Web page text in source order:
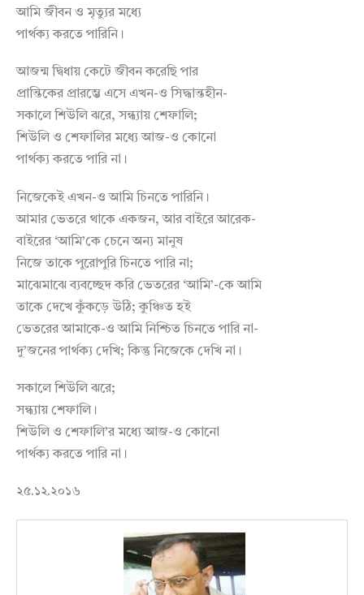
আমি জীবন ও মৃত্যুর মধ্যে
পার্থক্য করতে পারিনি।
আজন্ম দ্বিধায় কেটে জীবন করেছি পার
প্রান্তিকের প্রারম্ভে এসে এখন-ও সিদ্ধান্তহীন-
সকালে শিউলি ঝরে, সন্ধ্যায় শেফালি;
শিউলি ও শেফালির মধ্যে আজ-ও কোনো
পার্থক্য করতে পারি না।
নিজেকেই এখন-ও আমি চিনতে পারিনি।
আমার ভেতরে থাকে একজন, আর বাইরে আরেক-
বাইরের ‘আমি’কে চেনে অন্য মানুষ
নিজে তাকে পুরোপুরি চিনতে পারি না;
মাঝেমাঝে ব্যবচ্ছেদ করি ভেতরের ‘আমি’-কে আমি
তাকে দেখে কুঁকড়ে উঠি; কুঞ্চিত হই
ভেতরের আমাকে-ও আমি নিশ্চিত চিনতে পারি না-
দু’জনের পার্থক্য দেখি; কিন্তু নিজেকে দেখি না।
সকালে শিউলি ঝরে;
সন্ধ্যায় শেফালি।
শিউলি ও শেফালি’র মধ্যে আজ-ও কোনো
পার্থক্য করতে পারি না।
২৫.১২.২০১৬